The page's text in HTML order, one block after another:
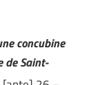
concubine
de Saint-